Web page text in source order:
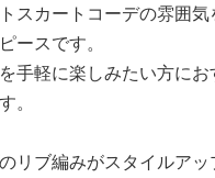
スカートコーデの雰囲気
ースです。
手軽に楽しみたい方に
。
リブ編みがスタイルアッ